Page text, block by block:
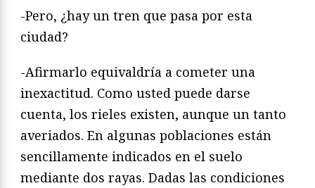
-Pero, ¿hay un tren que pasa por esta
ciudad?
-Afirmarlo equivaldría a cometer una
inexactitud. Como usted puede darse
cuenta, los rieles existen, aunque un tanto
averiados. En algunas poblaciones están
sencillamente indicados en el suelo
mediante dos rayas. Dadas las condiciones